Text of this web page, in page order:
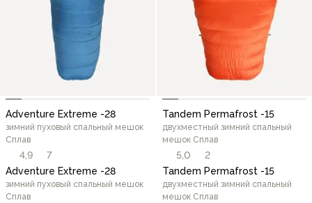
Adventure Extreme -28
зимний пуховый спальный мешок
Сплав
4,9
7
Adventure Extreme -28
зимний пуховый спальный мешок
Сплав
Tandem Permafrost -15
двухместный зимний спальный
мешок Сплав
5,0
2
Tandem Permafrost -15
двухместный зимний спальный
мешок Сплав